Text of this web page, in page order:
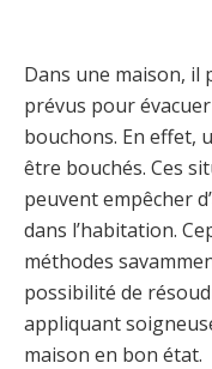
Dans une maison, il
prévus pour
bouchons. En effet,
être bouchés. Ces
peuvent empêcher
dans l’habitation.
méthodes
possibilité de
appliquant
maison en bon état.